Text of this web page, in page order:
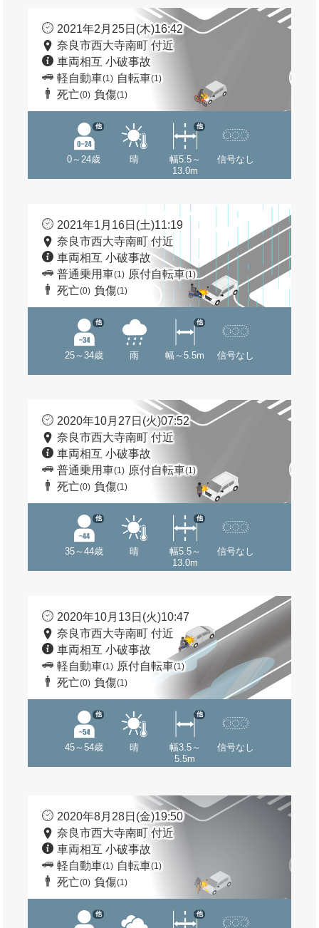
2021年2月25日(木)16:42
奈良市西大寺南町 付近
車両相互 小破事故
軽自動車(1) 自転車(1)
死亡(0) 負傷(1)
0～24歳
他
晴
幅5.5～
13.0m
他
信号なし
2021年1月16日(土)11:19
奈良市西大寺南町 付近
車両相互 小破事故
普通乗用車(1) 原付自転車(1)
死亡(0) 負傷(1)
25～34歳
他
雨 幅～5.5m
他
信号なし
2020年10月27日(火)07:52
奈良市西大寺南町 付近
車両相互 小破事故
普通乗用車(1) 原付自転車(1)
死亡(0) 負傷(1)
35～44歳
他
晴
幅5.5～
13.0m
他
信号なし
2020年10月13日(火)10:47
奈良市西大寺南町 付近
車両相互 小破事故
軽自動車(1) 原付自転車(1)
死亡(0) 負傷(1)
45～54歳
他
晴
幅3.5～
5.5m
他
信号なし
2020年8月28日(金)19:50
奈良市西大寺南町 付近
車両相互 小破事故
軽自動車(1) 自転車(1)
死亡(0) 負傷(1)
他 他